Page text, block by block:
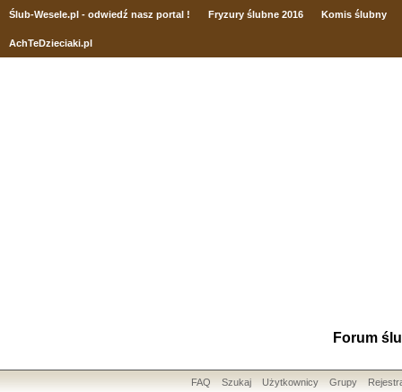
Ślub-Wesele.pl - odwiedź nasz portal ! Fryzury ślubne 2016 Komis ślubny
AchTeDzieciaki.pl
Forum
FAQ Szukaj Użytkownicy Grupy